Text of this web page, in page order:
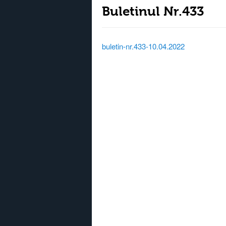
Buletinul Nr.433
buletin-nr.433-10.04.2022